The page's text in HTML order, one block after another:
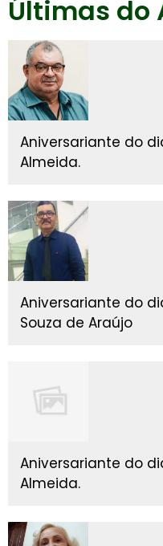
Últimas do
Aniversariante do
Almeida.
Aniversariante do
Souza de Araújo
Aniversariante do
Almeida.